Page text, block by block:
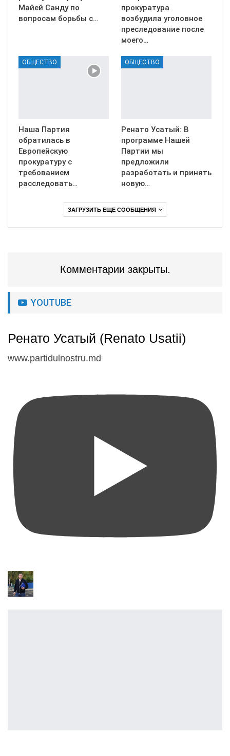
Майей Санду по
вопросам борьбы с…
прокуратура
возбудила уголовное
преследование после
моего…
ОБЩЕСТВО
Наша Партия
обратилась в
Европейскую
прокуратуру с
требованием
расследовать…
ОБЩЕСТВО
Ренато Усатый: В
программе Нашей
Партии мы
предложили
разработать и принять
новую…
ЗАГРУЗИТЬ ЕЩЕ СООБЩЕНИЯ
Комментарии закрыты.
YOUTUBE
Ренато Усатый (Renato Usatii)
www.partidulnostru.md